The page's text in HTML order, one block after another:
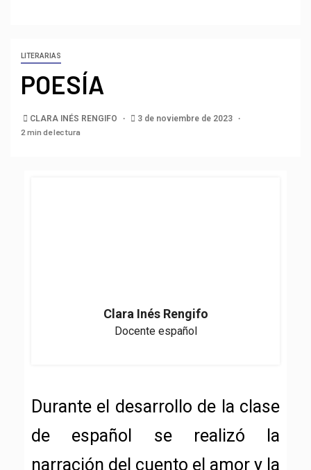
LITERARIAS
POESÍA
CLARA INÉS RENGIFO
3 de noviembre de 2023
2 min de lectura
Clara Inés Rengifo
Docente español
Durante el desarrollo de la clase
de español se realizó la
narración del cuento el amor y la